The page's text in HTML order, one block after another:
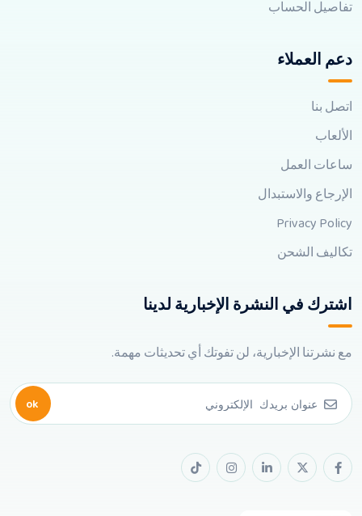
تفاصيل الحساب
دعم العملاء
اتصل بنا
الألعاب
ساعات العمل
الإرجاع والاستبدال
Privacy Policy
تكاليف الشحن
اشترك في النشرة الإخبارية لدينا
مع نشرتنا الإخبارية، لن تفوتك أي تحديثات مهمة.
ok